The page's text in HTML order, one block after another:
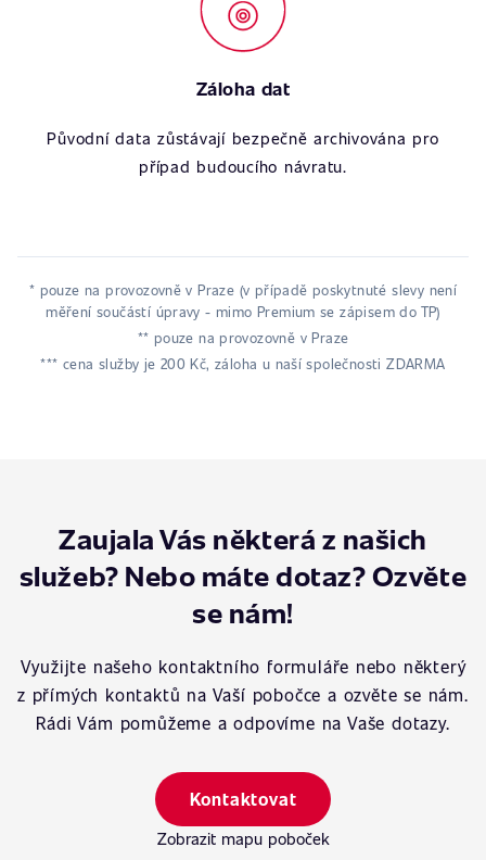
Záloha dat
Původní data zůstávají bezpečně archivována pro
případ budoucího návratu.
* pouze na provozovně v Praze (v případě poskytnuté slevy není
měření součástí úpravy - mimo Premium se zápisem do TP)
** pouze na provozovně v Praze
*** cena služby je 200 Kč, záloha u naší společnosti ZDARMA
Zaujala Vás některá z našich
služeb? Nebo máte dotaz? Ozvěte
se nám!
Využijte našeho kontaktního formuláře nebo některý
z přímých kontaktů na Vaší pobočce a ozvěte se nám.
Rádi Vám pomůžeme a odpovíme na Vaše dotazy.
Kontaktovat
Zobrazit mapu poboček